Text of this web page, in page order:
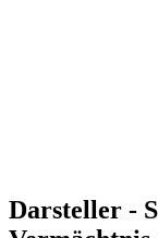
Darsteller -